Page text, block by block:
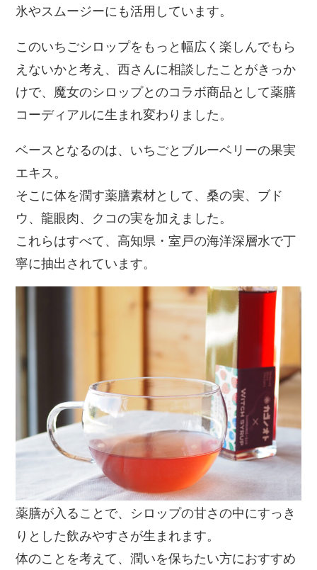
氷やスムージーにも活用しています。
このいちごシロップをもっと幅広く楽しんでもら
えないかと考え、西さんに相談したことがきっか
けで、魔女のシロップとのコラボ商品として薬膳
コーディアルに生まれ変わりました。
ベースとなるのは、いちごとブルーベリーの果実
エキス。
そこに体を潤す薬膳素材として、桑の実、ブド
ウ、龍眼肉、クコの実を加えました。
これらはすべて、高知県・室戸の海洋深層水で丁
寧に抽出されています。
薬膳が入ることで、シロップの甘さの中にすっき
りとした飲みやすさが生まれます。
体のことを考えて、潤いを保ちたい方におすすめ